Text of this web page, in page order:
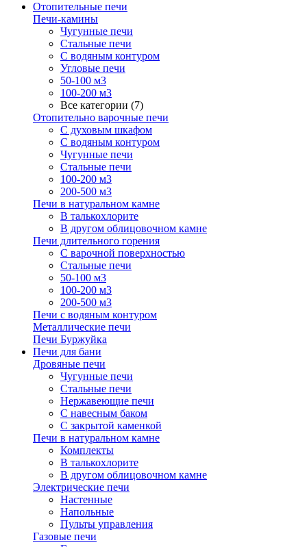
Отопительные печи
Печи-камины
Чугунные печи
Стальные печи
С водяным контуром
Угловые печи
50-100 м3
100-200 м3
Все категории (7)
Отопительно варочные печи
С духовым шкафом
С водяным контуром
Чугунные печи
Стальные печи
100-200 м3
200-500 м3
Печи в натуральном камне
В талькохлорите
В другом облицовочном камне
Печи длительного горения
С варочной поверхностью
Стальные печи
50-100 м3
100-200 м3
200-500 м3
Печи с водяным контуром
Металлические печи
Печи Буржуйка
Печи для бани
Дровяные печи
Чугунные печи
Стальные печи
Нержавеющие печи
С навесным баком
С закрытой каменкой
Печи в натуральном камне
Комплекты
В талькохлорите
В другом облицовочном камне
Электрические печи
Настенные
Напольные
Пульты управления
Газовые печи